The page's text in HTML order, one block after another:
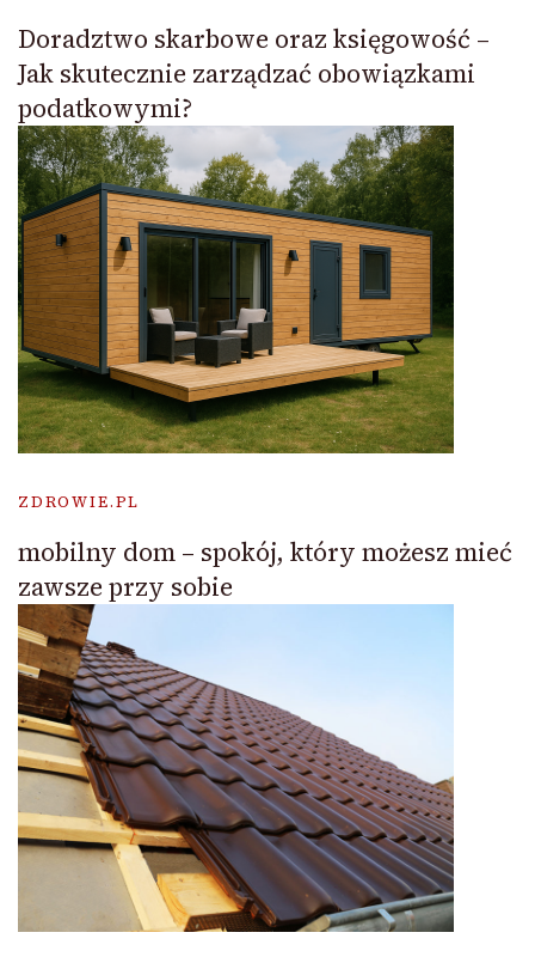
Doradztwo skarbowe oraz księgowość –
Jak skutecznie zarządzać obowiązkami
podatkowymi?
ZDROWIE.PL
mobilny dom – spokój, który możesz mieć
zawsze przy sobie